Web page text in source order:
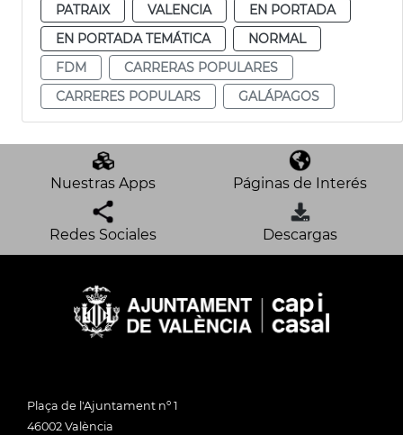
PATRAIX
VALENCIA
EN PORTADA
EN PORTADA TEMÁTICA
NORMAL
FDM
CARRERAS POPULARES
CARRERES POPULARS
GALÁPAGOS
Nuestras Apps Páginas de Interés
Redes Sociales Descargas
Plaça de l'Ajuntament nº 1
46002 València